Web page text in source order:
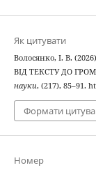
Як цитувати
Волосянко, І. В.
ВІД ТЕКСТУ ДО
науки, (217), 85–91.
Формати
Номер